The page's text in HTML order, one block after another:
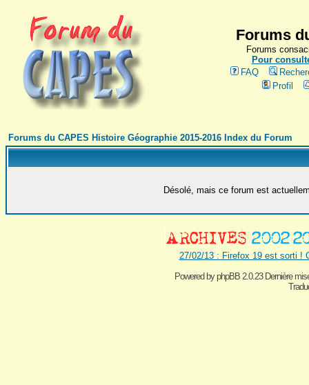
Forums
Forums
Pour
FAQ
Profil
Forums du CAPES Histoire Géographie 2015-2016 Index du Forum
Désolé, mais ce forum est
27/02/13 : Firefox 19 est sorti !
Powered byphpBB 2.0.23 Dernière